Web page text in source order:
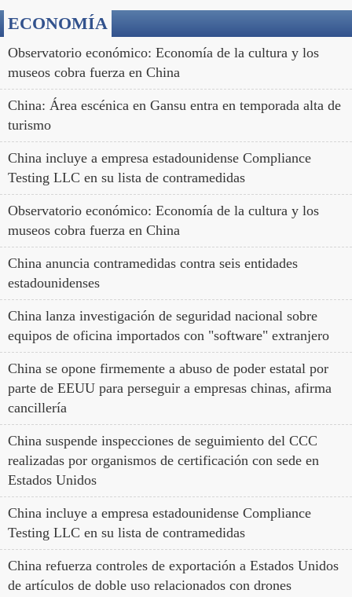
ECONOMÍA
Observatorio económico: Economía de la cultura y los
museos cobra fuerza en China
China: Área escénica en Gansu entra en temporada alta de
turismo
China incluye a empresa estadounidense Compliance
Testing LLC en su lista de contramedidas
Observatorio económico: Economía de la cultura y los
museos cobra fuerza en China
China anuncia contramedidas contra seis entidades
estadounidenses
China lanza investigación de seguridad nacional sobre
equipos de oficina importados con "software" extranjero
China se opone firmemente a abuso de poder estatal por
parte de EEUU para perseguir a empresas chinas, afirma
cancillería
China suspende inspecciones de seguimiento del CCC
realizadas por organismos de certificación con sede en
Estados Unidos
China incluye a empresa estadounidense Compliance
Testing LLC en su lista de contramedidas
China refuerza controles de exportación a Estados Unidos
de artículos de doble uso relacionados con drones